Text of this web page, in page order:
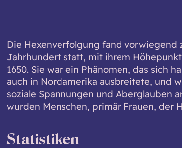
Die Hexenverfolgung fand vorwiegend
Jahrhundert statt, mit ihrem
1650. Sie war ein Phänomen, das sich
auch in Nordamerika ausbreitete, und
soziale Spannungen und Aberglauben
wurden Menschen, primär Frauen, der
Statistiken